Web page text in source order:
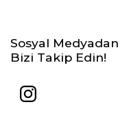
Sosyal Medyadan
Bizi Takip Edin!